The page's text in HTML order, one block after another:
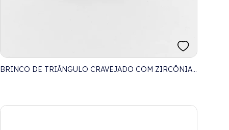
BRINCO DE TRIÂNGULO CRAVEJADO COM ZIRCÔNIAS